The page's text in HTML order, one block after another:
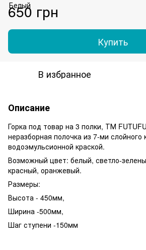
650 грн
Купить
В избранное
Описание
Горка под товар на 3 полки, ТМ
неразборная полочка из 7-ми слойного
водоэмульсионной краской.
Возможный цвет: белый, светло-
красный, оранжевый.
Размеры:
Высота - 450мм,
Ширина -500мм,
Шаг ступени -150мм